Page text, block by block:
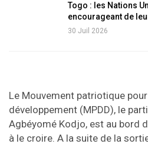
Togo : les Nations
encourageant de
30 Juil 2026
Le Mouvement patriotique
développement (MPDD), le
Agbéyomé Kodjo, est au bord
à le croire. A la suite de la